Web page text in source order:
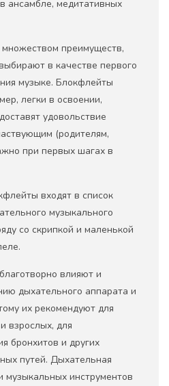
ансамбле, медитативных
преимуществ,
в качестве первого
музыке. Блокфлейты
легки в освоении,
удовольствие
(родителям,
при первых шагах в
входят в список
музыкального
со скрипкой и маленькой
влияют и
дыхательного аппарата и
их рекомендуют для
взрослых, для
бронхитов и других
путей. Дыхательная
музыкальных инструментов